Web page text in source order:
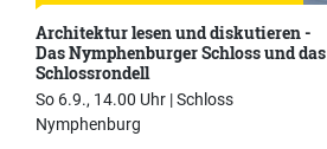
Architektur lesen und diskutieren -
Das Nymphenburger Schloss und das
Schlossrondell
So 6.9., 14.00 Uhr |Schloss
Nymphenburg